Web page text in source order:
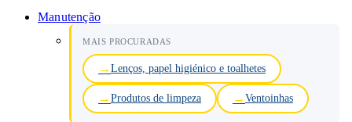
Manutenção
MAIS PROCURADAS
Lenços, papel higiénico e toalhetes
Produtos de limpeza Ventoinhas